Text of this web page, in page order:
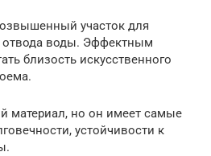
участок для
отвода воды. Эффектным
близость искусственного
материал, но он имеет самые
устойчивости к